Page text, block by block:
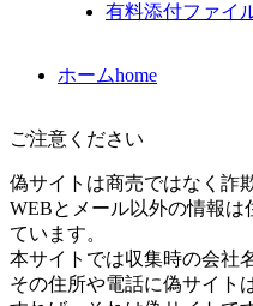
有料添付ファイ
ホームhome
ご注意ください
偽サイトは商売ではなく詐
WEBとメール以外の情報
ています。
本サイトでは収集時の会社
その住所や電話に偽サイト